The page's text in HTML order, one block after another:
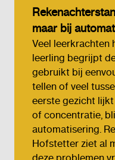
maar bij
Veel leerkrachten
leerling begrijpt
gebruikt bij
tellen of veel
eerste gezicht
of concentratie,
automatisering.
Hofstetter ziet al
deze problemen